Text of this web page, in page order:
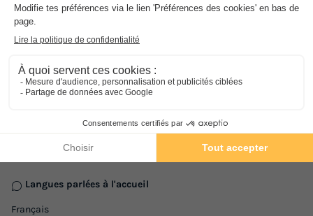
Date et heures d’ouverture
Ouvert toute la saison
Langues parlées à l'accueil
Français